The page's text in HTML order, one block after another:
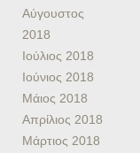
Αύγουστος
2018
Ιούλιος 2018
Ιούνιος 2018
Μάιος 2018
Απρίλιος 2018
Μάρτιος 2018